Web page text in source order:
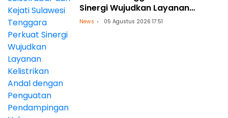
Sinergi Wujudkan Layanan
Kelistrikan Andal dengan
News 05 Agustus 2026 17:51